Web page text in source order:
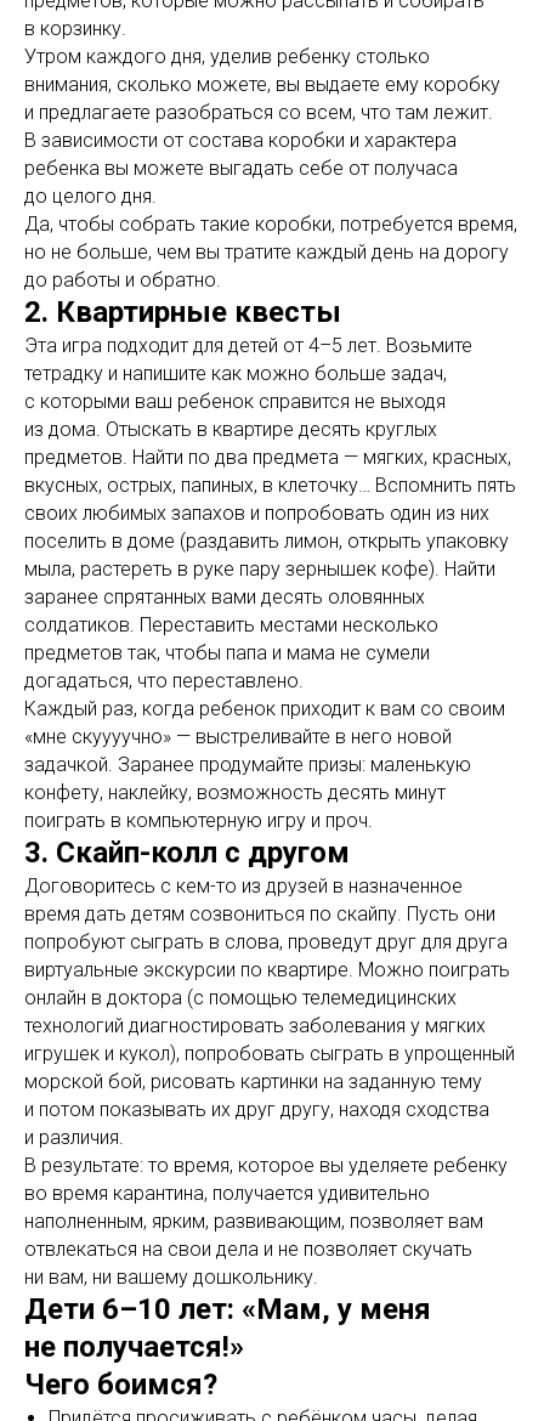
в корзинку.
Утром каждого дня, уделив ребенку столько
внимания, сколько можете, вы выдаете ему коробку
и предлагаете разобраться со всем, что там лежит.
В зависимости от состава коробки и характера
ребенка вы можете выгадать себе от получаса
до целого дня.
Да, чтобы собрать такие коробки, потребуется время,
но не больше, чем вы тратите каждый день на дорогу
до работы и обратно.
2. Квартирные квесты
Эта игра подходит для детей от 4–5 лет. Возьмите
тетрадку и напишите как можно больше задач,
с которыми ваш ребенок справится не выходя
из дома. Отыскать в квартире десять круглых
предметов. Найти по два предмета — мягких, красных,
вкусных, острых, папиных, в клеточку… Вспомнить пять
своих любимых запахов и попробовать один из них
поселить в доме (раздавить лимон, открыть упаковку
мыла, растереть в руке пару зернышек кофе). Найти
заранее спрятанных вами десять оловянных
солдатиков. Переставить местами несколько
предметов так, чтобы папа и мама не сумели
догадаться, что переставлено.
Каждый раз, когда ребенок приходит к вам со своим
«мне скуууучно» — выстреливайте в него новой
задачкой. Заранее продумайте призы: маленькую
конфету, наклейку, возможность десять минут
поиграть в компьютерную игру и проч.
3. Скайп-колл с другом
Договоритесь с кем-то из друзей в назначенное
время дать детям созвониться по скайпу. Пусть они
попробуют сыграть в слова, проведут друг для друга
виртуальные экскурсии по квартире. Можно поиграть
онлайн в доктора (с помощью телемедицинских
технологий диагностировать заболевания у мягких
игрушек и кукол), попробовать сыграть в упрощенный
морской бой, рисовать картинки на заданную тему
и потом показывать их друг другу, находя сходства
и различия.
В результате: то время, которое вы уделяете ребенку
во время карантина, получается удивительно
наполненным, ярким, развивающим, позволяет вам
отвлекаться на свои дела и не позволяет скучать
ни вам, ни вашему дошкольнику.
Дети 6–10 лет: «Мам, у меня
не получается!»
Чего боимся?